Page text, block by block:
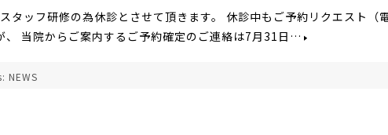
ッフ研修の為休診とさせて頂きます。 休診中もご予約リクエスト（
、 当院からご案内するご予約確定のご連絡は7月31日…
NEWS